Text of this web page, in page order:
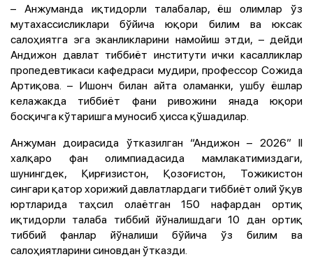
– Анжуманда иқтидорли талабалар, ёш олимлар ўз
мутахассисликлари бўйича юқори билим ва юксак
салоҳиятга эга эканликларини намойиш этди, – дейди
Андижон давлат тиббиёт институти ички касалликлар
пропедевтикаси кафедраси мудири, профессор Сожида
Артиқова. – Ишонч билан айта оламанки, ушбу ёшлар
келажакда тиббиёт фани ривожини янада юқори
босқичга кўтаришга муносиб ҳисса қўшадилар.
Анжуман доирасида ўтказилган “Андижон – 2026” II
халқаро фан олимпиадасида мамлакатимиздаги,
шунингдек, Қирғизистон, Қозоғистон, Тожикистон
сингари қатор хорижий давлатлардаги тиббиёт олий ўқув
юртларида таҳсил олаётган 150 нафардан ортиқ
иқтидорли талаба тиббий йўналишдаги 10 дан ортиқ
тиббий фанлар йўналиши бўйича ўз билим ва
салоҳиятларини синовдан ўтказди.